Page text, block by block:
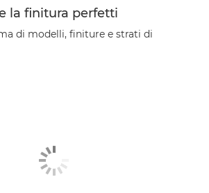
la finitura perfetti
di modelli, finiture e strati di